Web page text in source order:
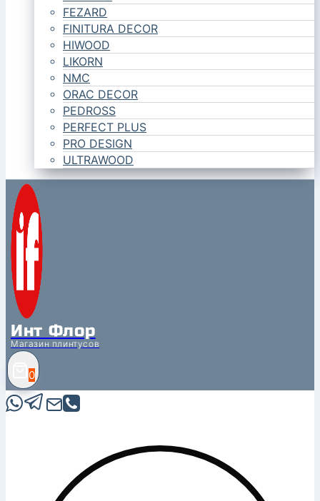
FEZARD
FINITURA DECOR
HIWOOD
LIKORN
NMC
ORAC DECOR
PEDROSS
PERFECT PLUS
PRO DESIGN
ULTRAWOOD
Инт Флор
Магазин плинтусов
0